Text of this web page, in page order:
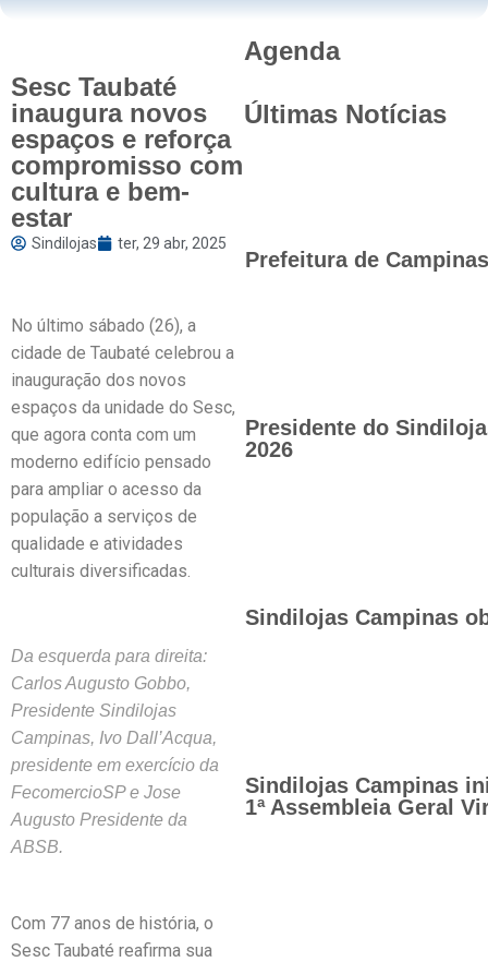
Sesc Taubaté
inaugura novos
espaços e reforça
compromisso com
cultura e bem-
estar
Sindilojas ter, 29 abr, 2025
No último sábado (26), a
cidade de Taubaté celebrou a
inauguração dos novos
espaços da unidade do Sesc,
que agora conta com um
moderno edifício pensado
para ampliar o acesso da
população a serviços de
qualidade e atividades
culturais diversificadas.
Da esquerda para direita:
Carlos Augusto Gobbo,
Presidente Sindilojas
Campinas, Ivo Dall’Acqua,
presidente em exercício da
FecomercioSP e Jose
Augusto Presidente da
ABSB.
Com 77 anos de história, o
Sesc Taubaté reafirma sua
Agenda
Últimas Notícias
Prefeitura de
Presidente do
2026
Sindilojas Campinas
Sindilojas Campinas
1ª Assembleia Geral